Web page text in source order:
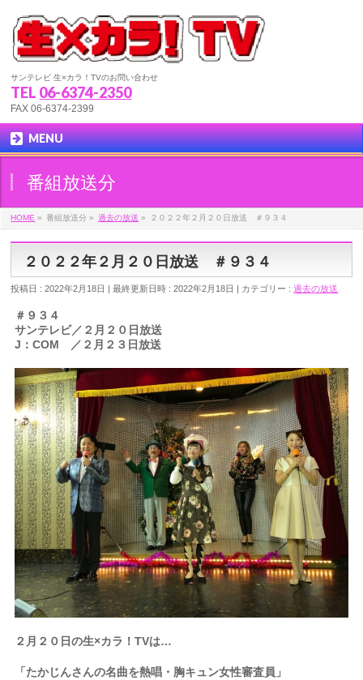
サンテレビ 生×カラ！TVのお問い合わせ
TEL 06-6374-2350
FAX 06-6374-2399
MENU
番組放送分
HOME » 番組放送分 » 過去の放送 » ２０２２年２月２０日放送 ＃９３４
２０２２年２月２０日放送 ＃９３４
投稿日 : 2022年2月18日 最終更新日時 : 2022年2月18日 カテゴリー :過去の放送
＃９３４
サンテレビ／２月２０日放送
J：COM ／２月２３日放送
２月２０日の生×カラ！TVは…
「たかじんさんの名曲を熱唱・胸キュン女性審査員」